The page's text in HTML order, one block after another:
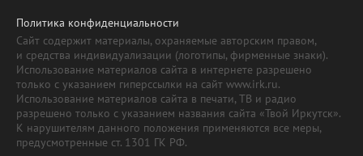
Политика конфиденциальности
Сайт содержит материалы, охраняемые авторским правом,
и средства индивидуализации (логотипы, фирменные знаки).
Использование материалов сайта в интернете разрешено
только с указанием гиперссылки на сайт www.irk.ru.
Использование материалов сайта в печати, ТВ и радио
разрешено только с указанием названия сайта «Твой Иркутск».
К нарушителям данного положения применяются все меры,
предусмотренные ст. 1301 ГК РФ.